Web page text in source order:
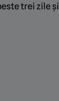
trei zile